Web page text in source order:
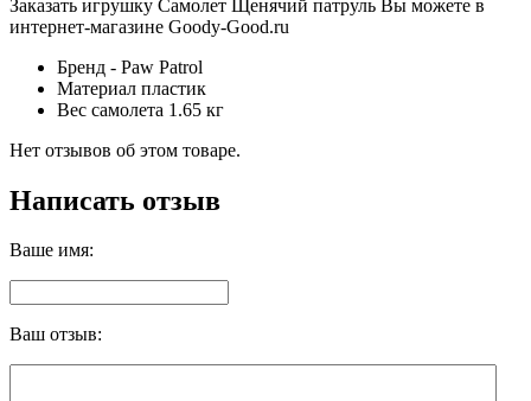
Заказать игрушку Самолет Щенячий патруль Вы можете в
интернет-магазине Goody-Good.ru
Бренд - Paw Patrol
Материал пластик
Вес самолета 1.65 кг
Нет отзывов об этом товаре.
Написать отзыв
Ваше имя:
Ваш отзыв: